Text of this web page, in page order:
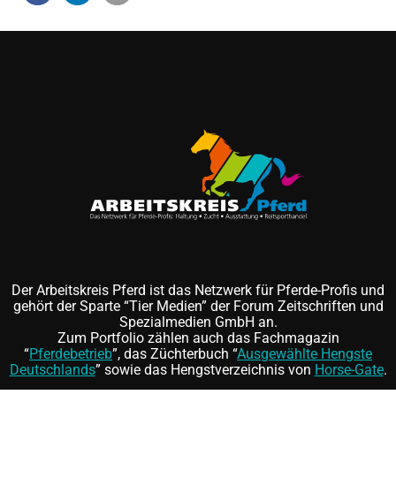
Der Arbeitskreis Pferd ist das Netzwerk für Pferde-Profis und
gehört der Sparte “Tier Medien” der Forum Zeitschriften und
Spezialmedien GmbH an.
Zum Portfolio zählen auch das Fachmagazin
“Pferdebetrieb”, das Züchterbuch “Ausgewählte Hengste
Deutschlands” sowie das Hengstverzeichnis von Horse-Gate.